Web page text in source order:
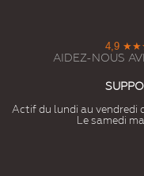
4,9
AIDEZ-NOUS
Actif du lundi au vendredi
Le samedi